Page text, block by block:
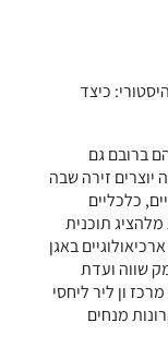
כיצד
ברובם גם
יוצרים זירה שבה
כלכליים
תוכנית
באגן
ארגון עמק שווה ועדת
ון ליר ליחסי
מנחים